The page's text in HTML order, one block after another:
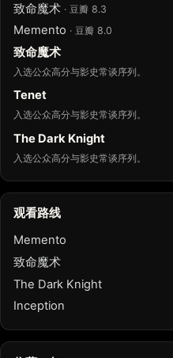
致命魔术 · 豆瓣 8.3
Memento · 豆瓣 8.0
致命魔术
入选公众高分与影史常谈序列。
Tenet
入选公众高分与影史常谈序列。
The Dark Knight
入选公众高分与影史常谈序列。
观看路线
Memento
致命魔术
The Dark Knight
Inception